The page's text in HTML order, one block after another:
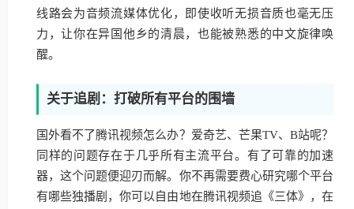
线路会为音频流媒体优化，即使收听无损音质也毫无压
力，让你在异国他乡的清晨，也能被熟悉的中文旋律唤
醒。
关于追剧：打破所有平台的围墙
国外看不了腾讯视频怎么办？爱奇艺、芒果TV、B站呢？
同样的问题存在于几乎所有主流平台。有了可靠的加速
器，这个问题便迎刃而解。你不再需要费心研究哪个平台
有哪些独播剧，你可以自由地在腾讯视频追《三体》，在